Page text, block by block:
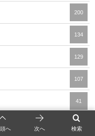
200
134
129
107
41
16
検索
へ 次へ